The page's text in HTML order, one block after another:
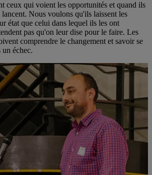
ceux qui voient les opportunités et quand ils
lancent. Nous voulons qu'ils laissent les
état que celui dans lequel ils les ont
pas qu'on leur dise pour le faire. Les
comprendre le changement et savoir se
un échec.